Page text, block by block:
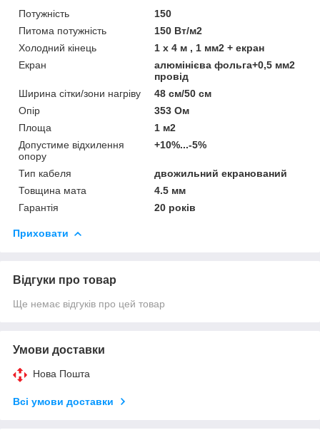
Потужність
150
Питома потужність
150 Вт/м2
Холодний кінець
1 х 4 м , 1 мм2 + екран
Екран
алюмінієва фольга+0,5 мм2
провід
Ширина сітки/зони нагріву
48 см/50 см
Опір
353 Ом
Площа
1 м2
Допустиме відхилення
опору
+10%...-5%
Тип кабеля
двожильний екранований
Товщина мата
4.5 мм
Гарантія
20 років
Приховати
Відгуки про товар
Ще немає відгуків про цей товар
Умови доставки
Нова Пошта
Всі умови доставки